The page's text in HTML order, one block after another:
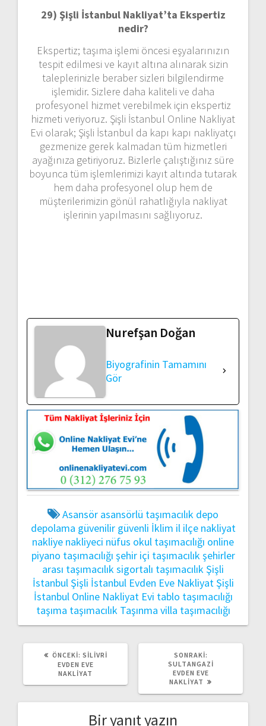
29) Şişli İstanbul Nakliyat’ta Ekspertiz
nedir?
Ekspertiz; taşıma işlemi öncesi eşyalarınızın
tespit edilmesi ve kayıt altına alınarak sizin
taleplerinizle beraber sizleri bilgilendirme
işlemidir. Sizlere daha kaliteli ve daha
profesyonel hizmet verebilmek için ekspertiz
hizmeti veriyoruz. Şişli İstanbul Online Nakliyat
Evi olarak; Şişli İstanbul da kapı kapı nakliyatçı
gezmenize gerek kalmadan tüm hizmetleri
ayağınıza getiriyoruz. Bizlerle çalıştığınız süre
boyunca tüm işlemlerimizi kayıt altında tutarak
hem daha profesyonel olup hem de
müşterilerimizin gönül rahatlığıyla nakliyat
işlerinin yapılmasını sağlıyoruz.
Nurefşan Doğan
Biyografinin Tamamını
Gör
Asansör asansörlü taşımacılık depo
depolama güvenilir güvenli İklim il ilçe nakliyat
nakliye nakliyeci nüfus okul taşımacılığı online
piyano taşımacılığı şehir içi taşımacılıkşehirler
arası taşımacılıksigortalı taşımacılık Şişli
İstanbul Şişli İstanbul Evden Eve Nakliyat Şişli
İstanbul Online Nakliyat Evi tablo taşımacılığı
taşıma taşımacılık Taşınma villa taşımacılığı
ÖNCEKI: ÖNCEKI
YAZI:
SILIVRI
EVDEN EVE
NAKLIYAT
SONRAKI:
YAZI:
SULTANGAZI
EVDEN EVE
NAKLIYAT
Bir yanıt yazın